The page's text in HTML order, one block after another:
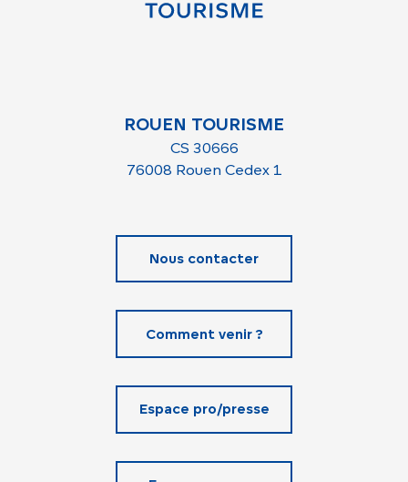
ROUEN TOURISME
CS 30666
76008 Rouen Cedex 1
Nous contacter
Comment venir ?
Espace pro/presse